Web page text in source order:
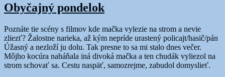
Obyčajný pondelok
Poznáte tie scény s filmov kde mačka vylezie na strom a nevie
zliezť? Žalostne narieka, až kým nepríde urastený policajt/hasič/pán
Úžasný a nezloží ju dolu. Tak presne to sa mi stalo dnes večer.
Môjho kocúra naháňala iná divoká mačka a ten chudák vyliezol na
strom schovať sa. Cestu naspäť, samozrejme, zabudol domyslieť.